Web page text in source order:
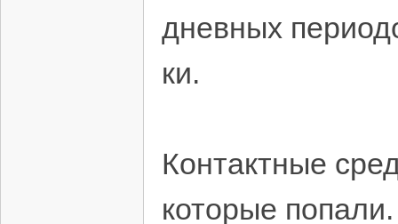
дневных
ки.
Контактные
которые